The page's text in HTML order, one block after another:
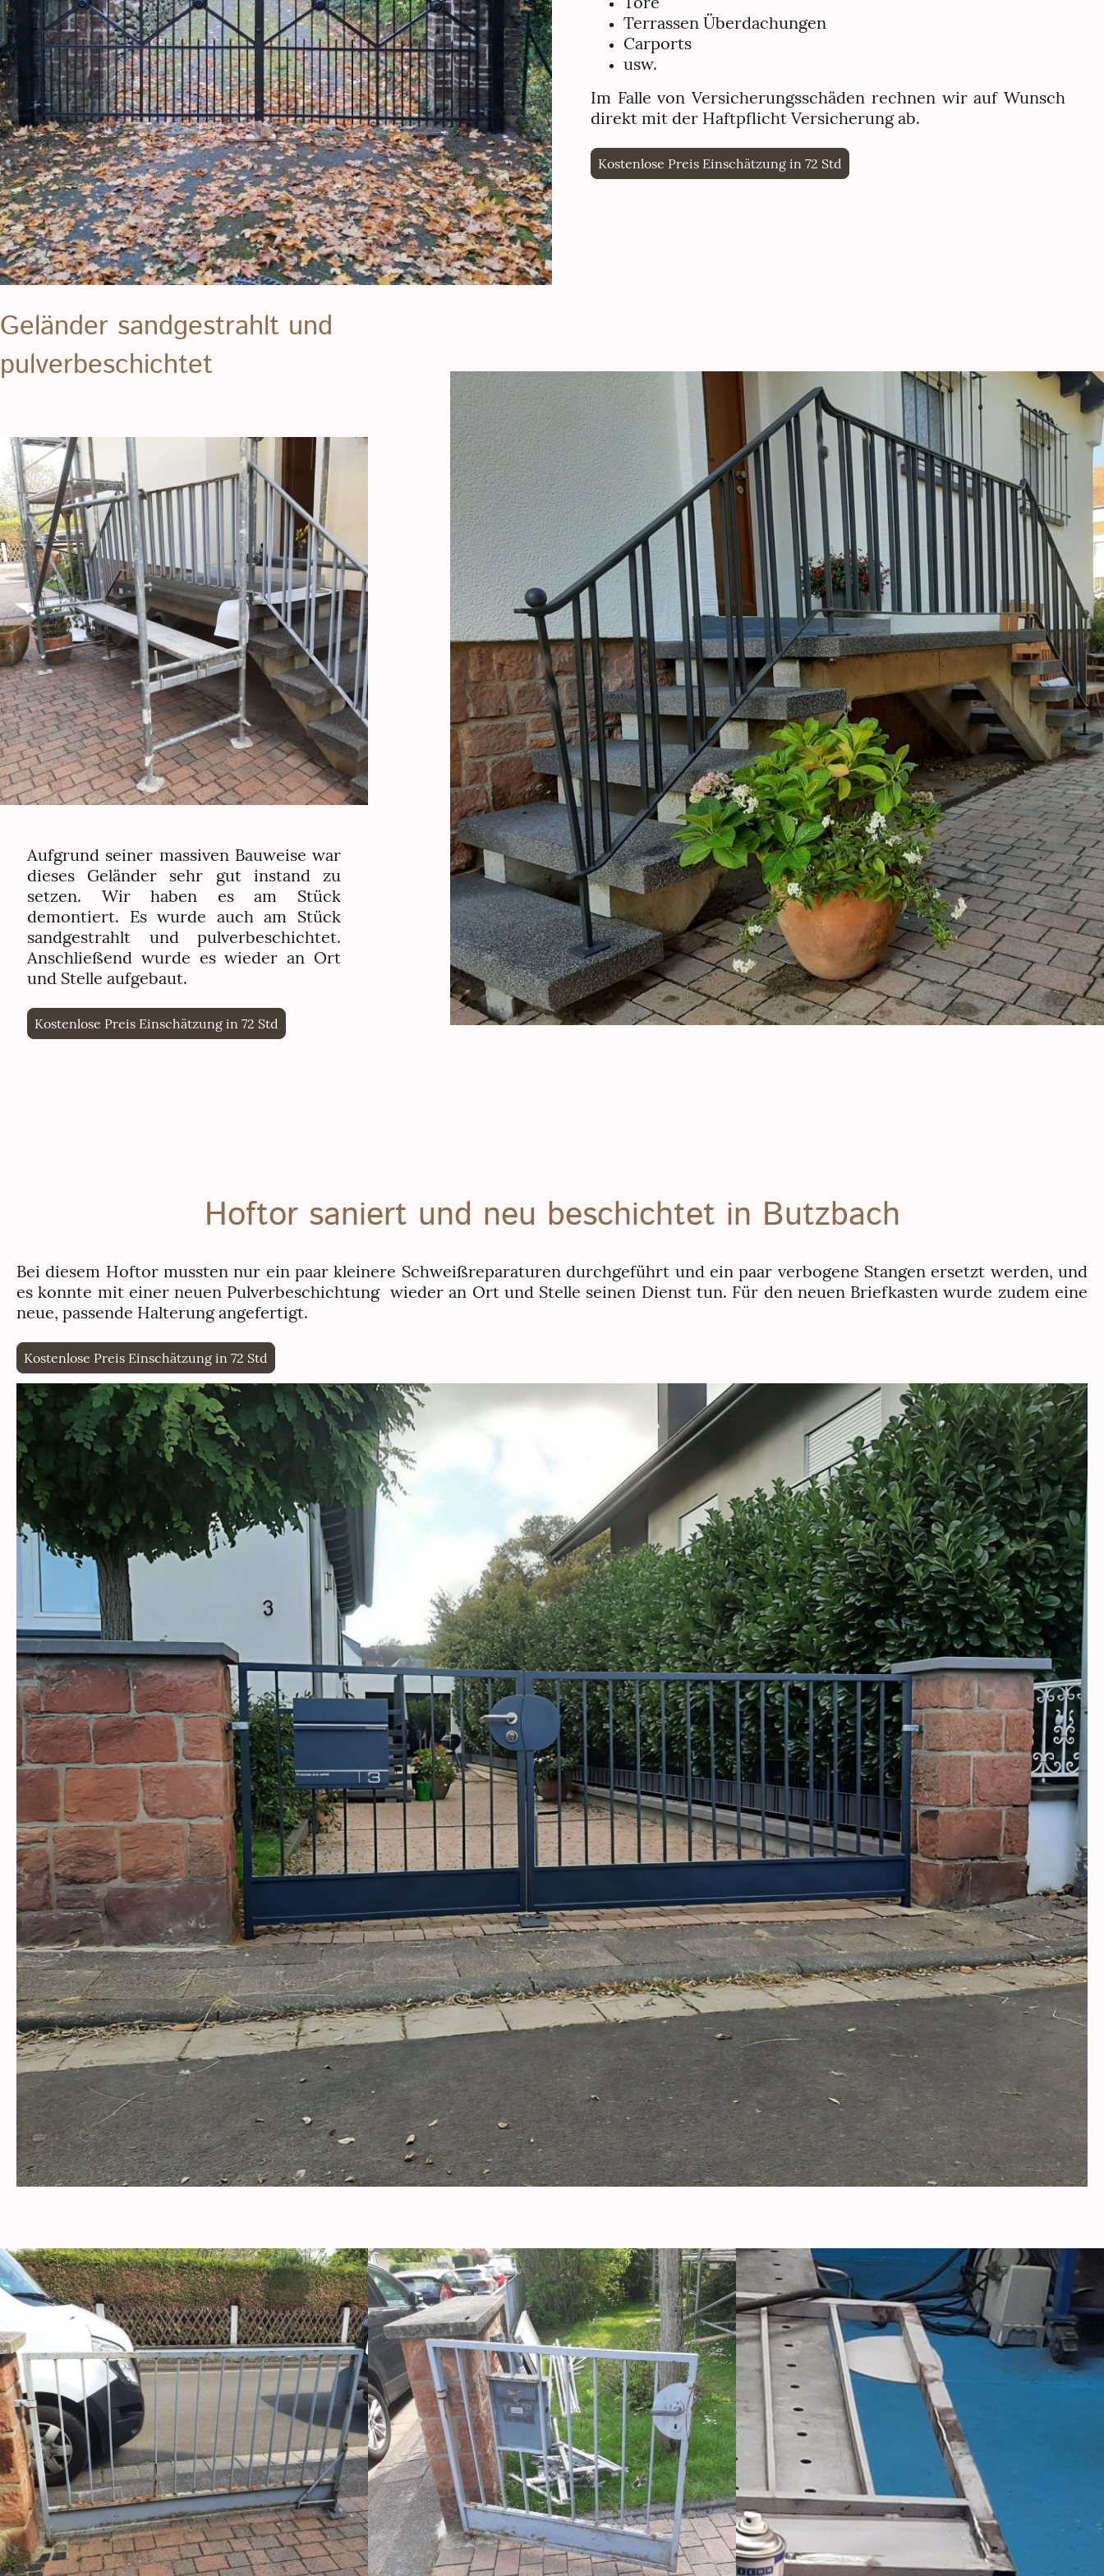
Terrassen Überdachungen
Carports
usw.
Im Falle von Versicherungsschäden rechnen wir auf Wunsch
direkt mit der Haftpflicht Versicherung ab.
Kostenlose Preis Einschätzung in 72 Std
Geländer sandgestrahlt und
pulverbeschichtet
Aufgrund seiner massiven Bauweise war
dieses Geländer sehr gut instand zu
setzen. Wir haben es am Stück
demontiert. Es wurde auch am Stück
sandgestrahlt und pulverbeschichtet.
Anschließend wurde es wieder an Ort
und Stelle aufgebaut.
Kostenlose Preis Einschätzung in 72 Std
Hoftor saniert und neu beschichtet in Butzbach
Bei diesem Hoftor mussten nur ein paar kleinere Schweißreparaturen durchgeführt und ein paar verbogene Stangen ersetzt werden, und
es konnte mit einer neuen Pulverbeschichtung wieder an Ort und Stelle seinen Dienst tun. Für den neuen Briefkasten wurde zudem eine
neue, passende Halterung angefertigt.
Kostenlose Preis Einschätzung in 72 Std